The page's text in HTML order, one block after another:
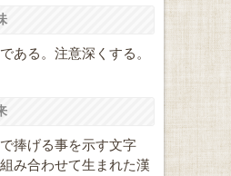
ある。注意深くする。
捧げる事を示す文字
み合わせて生まれた漢